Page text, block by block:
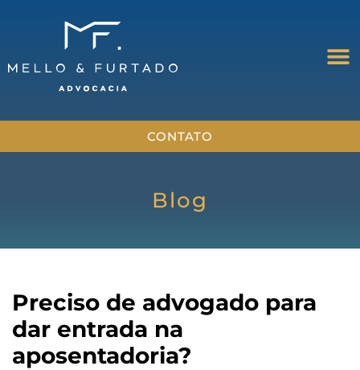
CONTATO
Blog
Preciso de advogado para
dar entrada na
aposentadoria?